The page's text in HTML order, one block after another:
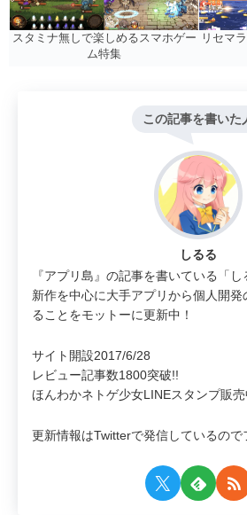
スタミナ無しで楽しめるスマホゲー
ム特集
リセマ
この記事を書いた
しるる
『アプリ島』の記事を書いている「
新作を中心に大手アプリから個人開
ることをモットーに更新中！
サイト開設2017/6/28
レビュー記事数1800突破!!
ほんわかネトゲ少女LINEスタンプ販
更新情報はTwitterで発信しているので